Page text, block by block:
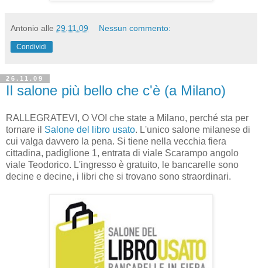
Antonio alle 29.11.09 Nessun commento:
Condividi
26.11.09
Il salone più bello che c'è (a Milano)
RALLEGRATEVI, O VOI che state a Milano, perché sta per
tornare il Salone del libro usato. L'unico salone milanese di
cui valga davvero la pena. Si tiene nella vecchia fiera
cittadina, padiglione 1, entrata di viale Scarampo angolo
viale Teodorico. L'ingresso è gratuito, le bancarelle sono
decine e decine, i libri che si trovano sono straordinari.